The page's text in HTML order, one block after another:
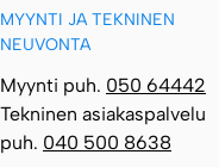
MYYNTI JA TEKNINEN
NEUVONTA
Myynti puh. 050 64442
Tekninen asiakaspalvelu
puh. 040 500 8638